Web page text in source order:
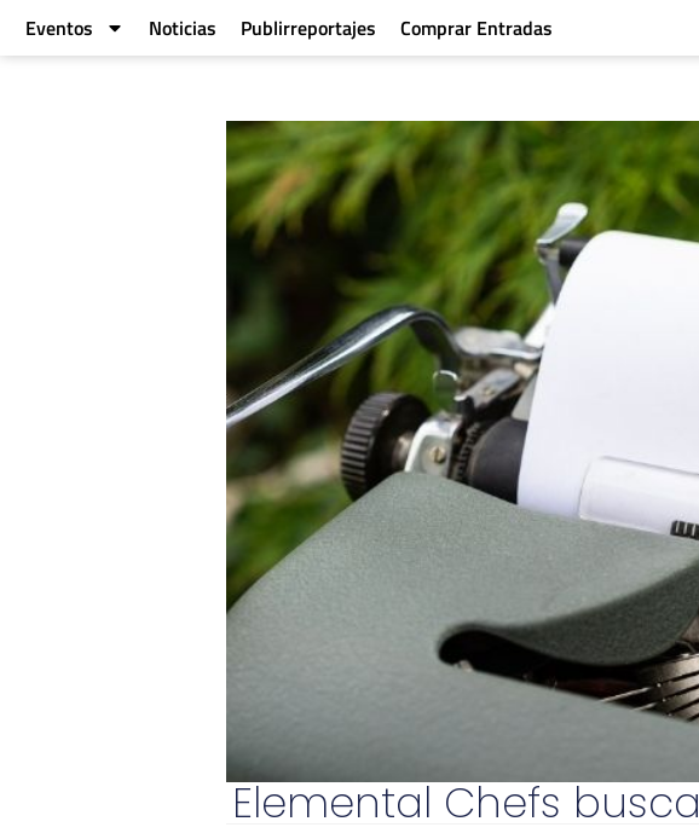
Eventos Noticias Publirreportajes Comprar Entradas
Elemental Chefs